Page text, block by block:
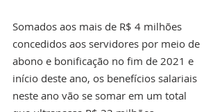
Somados aos mais de R$ 4 milhões
concedidos aos servidores por meio de
abono e bonificação no fim de 2021 e
início deste ano, os benefícios salariais
neste ano vão se somar em um total